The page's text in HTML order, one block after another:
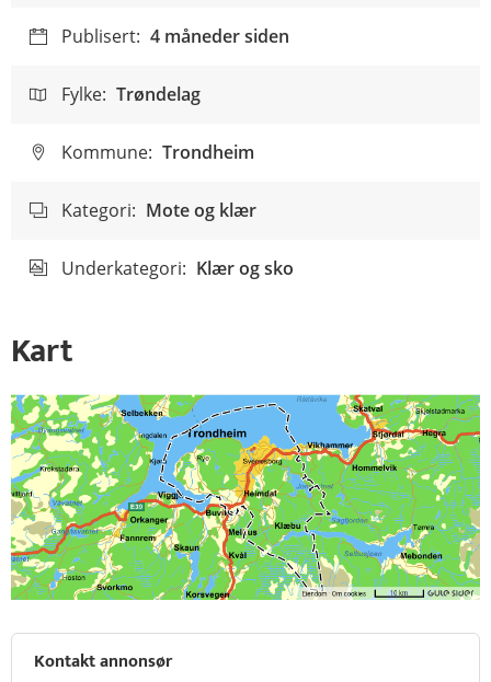
Publisert: 4 måneder siden
Fylke: Trøndelag
Kommune: Trondheim
Kategori: Mote og klær
Underkategori: Klær og sko
Kart
Kontakt annonsør